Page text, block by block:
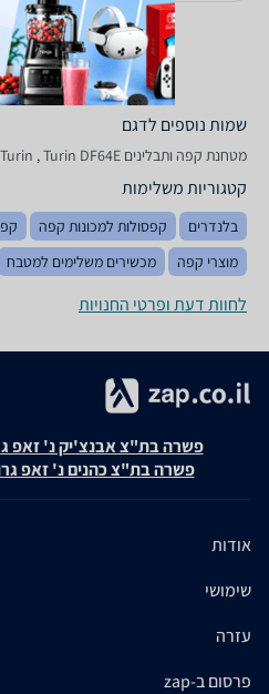
שמות נוספים לדגם
מטחנת ‏קפה ותבלינים Turin DF 64 E, DF64E Turin , Turin DF64E
קטגוריות משלימות
בלנדרים קפסולות למכונות קפה
מוצרי קפה
מכשירים משלימים למטבח
לחוות דעת ופרטי החנויות
פשרה בת"צ אבנצ'יק נ' זאפ גרופ (ת"צ
פשרה בת"צ כהנים נ' זאפ גרופ (ת"צ
אודות
שימושי
עזרה
פרסום ב-zap